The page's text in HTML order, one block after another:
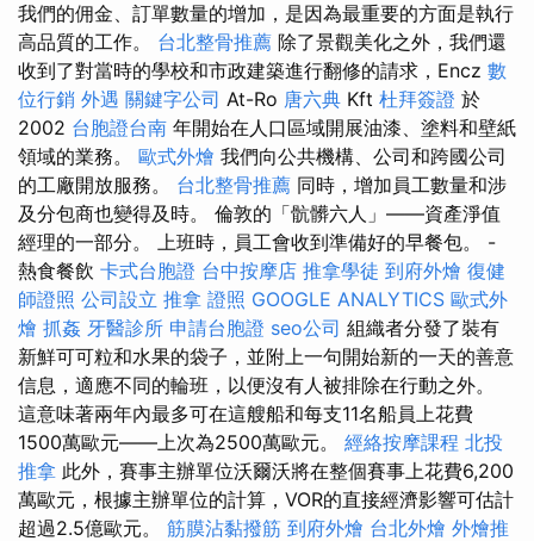
我們的佣金、訂單數量的增加，是因為最重要的方面是執行
高品質的工作。 台北整骨推薦 除了景觀美化之外，我們還
收到了對當時的學校和市政建築進行翻修的請求，Encz 數
位行銷 外遇 關鍵字公司 At-Ro 唐六典 Kft 杜拜簽證 於
2002 台胞證台南 年開始在人口區域開展油漆、塗料和壁紙
領域的業務。 歐式外燴 我們向公共機構、公司和跨國公司
的工廠開放服務。 台北整骨推薦 同時，增加員工數量和涉
及分包商也變得及時。 倫敦的「骯髒六人」——資產淨值
經理的一部分。 上班時，員工會收到準備好的早餐包。 -
熱食餐飲 卡式台胞證 台中按摩店 推拿學徒 到府外燴 復健
師證照 公司設立 推拿 證照 GOOGLE ANALYTICS 歐式外
燴 抓姦 牙醫診所 申請台胞證 seo公司 組織者分發了裝有
新鮮可可粒和水果的袋子，並附上一句開始新的一天的善意
信息，適應不同的輪班，以便沒有人被排除在行動之外。
這意味著兩年內最多可在這艘船和每支11名船員上花費
1500萬歐元——上次為2500萬歐元。 經絡按摩課程 北投
推拿 此外，賽事主辦單位沃爾沃將在整個賽事上花費6,200
萬歐元，根據主辦單位的計算，VOR的直接經濟影響可估計
超過2.5億歐元。 筋膜沾黏撥筋 到府外燴 台北外燴 外燴推